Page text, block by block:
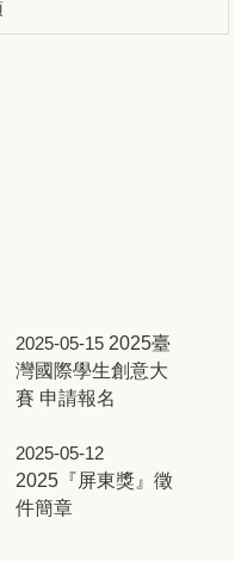
2025-05-15 2025臺
灣國際學生創意大
賽 申請報名
2025-05-12
2025『屏東獎』徵
件簡章